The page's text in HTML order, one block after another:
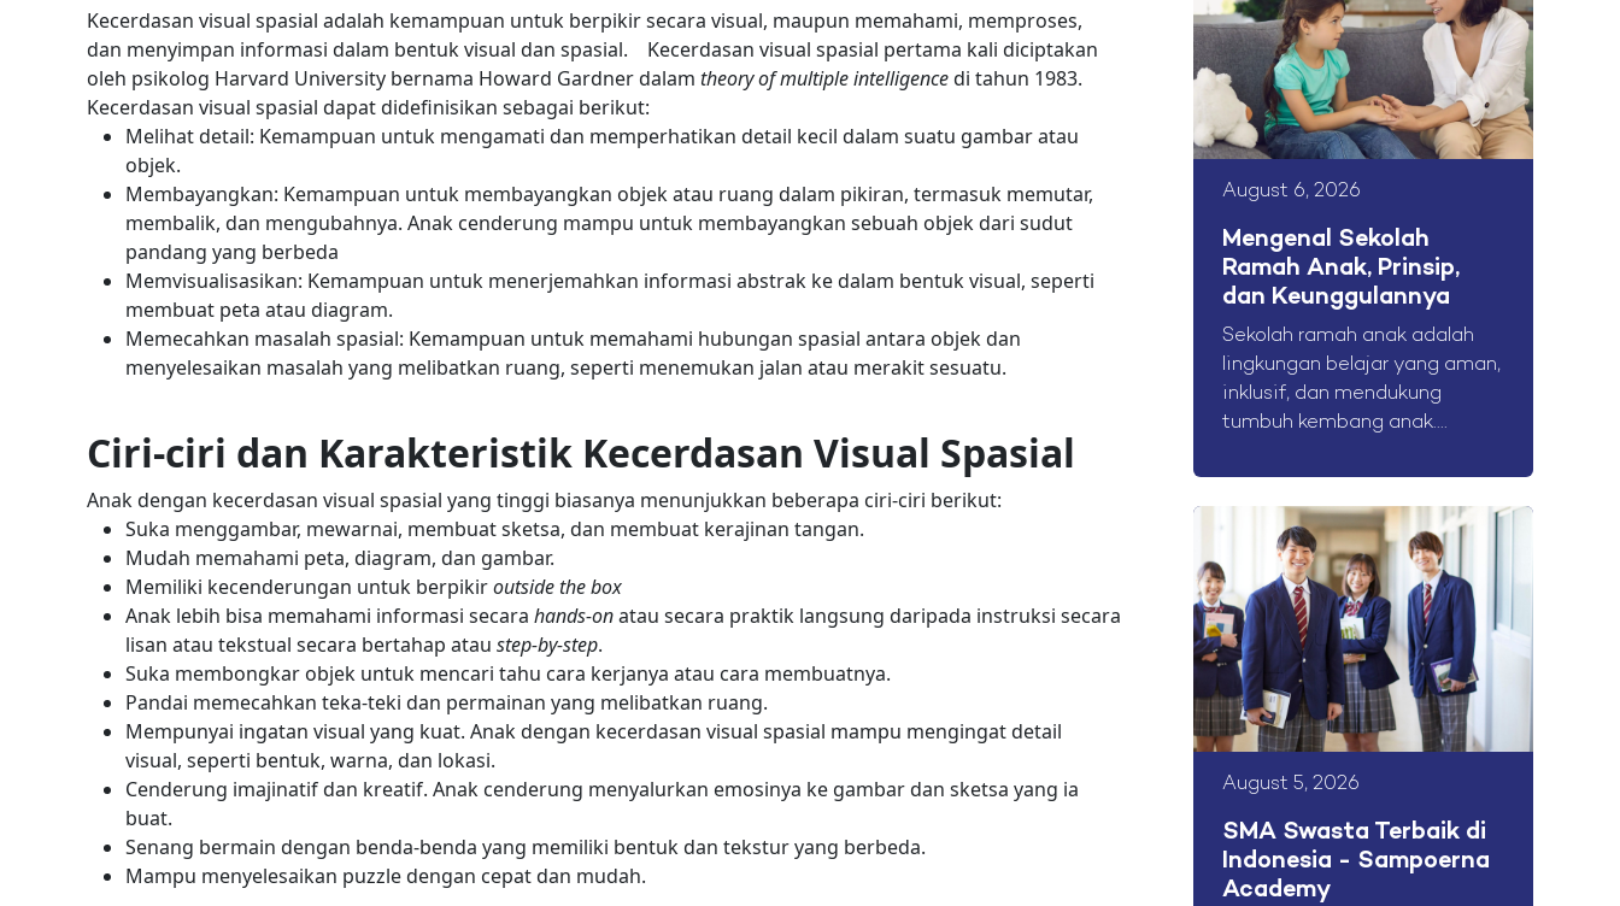
Kecerdasan visual spasial adalah kemampuan untuk berpikir secara visual, maupun memahami, memproses,
dan menyimpan informasi dalam bentuk visual dan spasial.
Kecerdasan visual spasial pertama kali diciptakan
oleh psikolog Harvard University bernama Howard Gardner dalam theory of multiple intelligencedi tahun 1983.
Kecerdasan visual spasial dapat didefinisikan sebagai berikut:
Melihat detail: Kemampuan untuk mengamati dan memperhatikan detail kecil dalam suatu gambar atau
objek.
Membayangkan: Kemampuan untuk membayangkan objek atau ruang dalam pikiran, termasuk memutar,
membalik, dan mengubahnya. Anak cenderung mampu untuk membayangkan sebuah objek dari sudut
pandang yang berbeda
Memvisualisasikan: Kemampuan untuk menerjemahkan informasi abstrak ke dalam bentuk visual, seperti
membuat peta atau diagram.
Memecahkan masalah spasial: Kemampuan untuk memahami hubungan spasial antara objek dan
menyelesaikan masalah yang melibatkan ruang, seperti menemukan jalan atau merakit sesuatu.
Ciri-ciri dan Karakteristik Kecerdasan Visual Spasial
Anak dengan kecerdasan visual spasial yang tinggi biasanya menunjukkan beberapa ciri-ciri berikut:
Suka menggambar, mewarnai, membuat sketsa, dan membuat kerajinan tangan.
Mudah memahami peta, diagram, dan gambar.
Memiliki kecenderungan untuk berpikiroutside the box
Anak lebih bisa memahami informasi secara hands-onatau secara praktik langsung daripada instruksi secara
lisan atau tekstual secara bertahap atau step-by-step.
Suka membongkar objek untuk mencari tahu cara kerjanya atau cara membuatnya.
Pandai memecahkan teka-teki dan permainan yang melibatkan ruang.
Mempunyai ingatan visual yang kuat. Anak dengan kecerdasan visual spasial mampu mengingat detail
visual, seperti bentuk, warna, dan lokasi.
Cenderung imajinatif dan kreatif. Anak cenderung menyalurkan emosinya ke gambar dan sketsa yang ia
buat.
Senang bermain dengan benda-benda yang memiliki bentuk dan tekstur yang berbeda.
Mampu menyelesaikan puzzle dengan cepat dan mudah.
August 6, 2026
Mengenal Sekolah
Ramah Anak, Prinsip,
dan Keunggulannya
Sekolah ramah anak adalah
lingkungan belajar yang aman,
inklusif, dan mendukung
tumbuh kembang anak....
August 5, 2026
SMA Swasta Terbaik di
Indonesia - Sampoerna
Academy